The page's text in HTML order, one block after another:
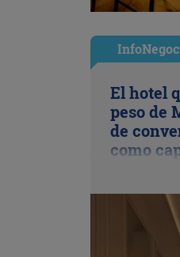
El hotel
peso de
de
como